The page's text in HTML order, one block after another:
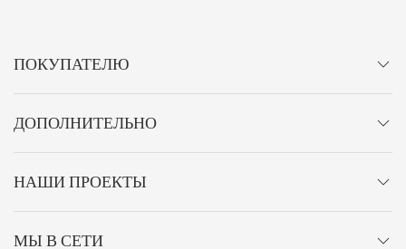
ПОКУПАТЕЛЮ
ДОПОЛНИТЕЛЬНО
НАШИ ПРОЕКТЫ
МЫ В СЕТИ